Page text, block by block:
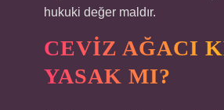
hukuki değer maldır.
CEVIZ AĞACI
YASAK MI?